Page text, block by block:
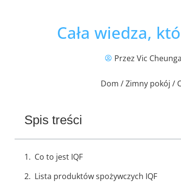
Cała wiedza,
Przez Vic Cheunga
Dom /Zimny ​​pokój /
Spis treści
Co to jest IQF
Lista produktów spożywczych IQF